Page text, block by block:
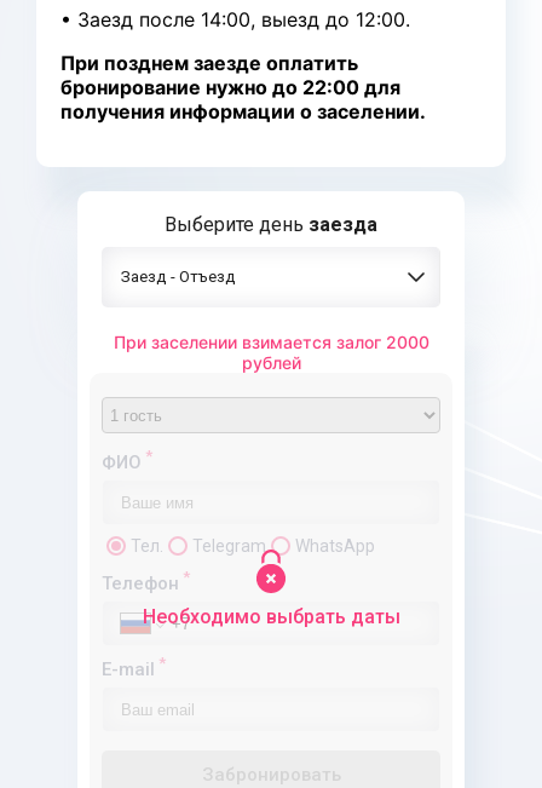
• Заезд после 14:00, выезд до 12:00.
При позднем заезде оплатить
бронирование нужно до 22:00 для
получения информации о заселении.
Выберите день заезда
Заезд - Отъезд
При заселении взимается залог 2000
рублей
Необходимо выбрать даты
Предоплата Полная оплата
ФИО *
Тел. Telegram WhatsApp
Телефон *
E-mail *
Забронировать